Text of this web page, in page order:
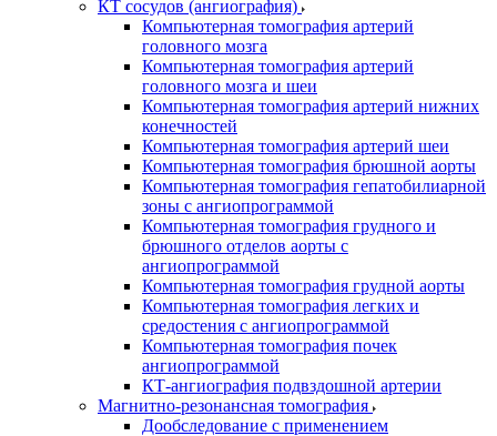
КТ сосудов (ангиография)
Компьютерная томография артерий
головного мозга
Компьютерная томография артерий
головного мозга и шеи
Компьютерная томография артерий нижних
конечностей
Компьютерная томография артерий шеи
Компьютерная томография брюшной аорты
Компьютерная томография гепатобилиарной
зоны с ангиопрограммой
Компьютерная томография грудного и
брюшного отделов аорты с
ангиопрограммой
Компьютерная томография грудной аорты
Компьютерная томография легких и
средостения с ангиопрограммой
Компьютерная томография почек
ангиопрограммой
КТ-ангиография подвздошной артерии
Магнитно-резонансная томография
Дообследование с применением